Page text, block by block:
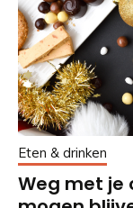
Eten & drinken
Weg met je